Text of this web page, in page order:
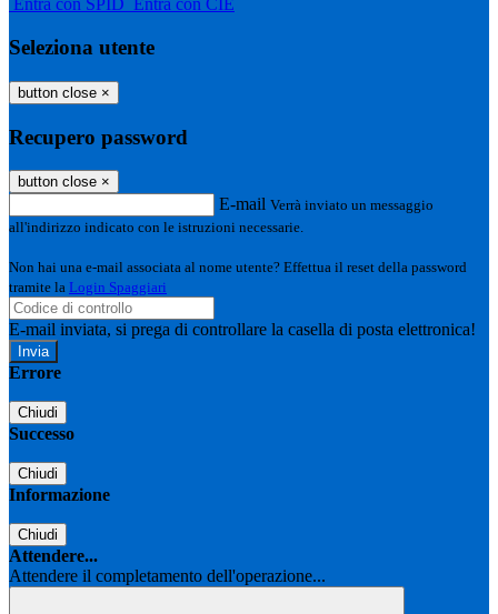
Entra con SPID Entra con CIE
Seleziona utente
button close ×
Recupero password
button close ×
E-mail Verrà inviato un messaggio
all'indirizzo indicato con le istruzioni necessarie.
Non hai una e-mail associata al nome utente? Effettua il reset della password
tramite la Login Spaggiari
E-mail inviata, si prega di controllare la casella di posta elettronica!
Errore
Chiudi
Successo
Chiudi
Informazione
Chiudi
Attendere...
Attendere il completamento dell'operazione...